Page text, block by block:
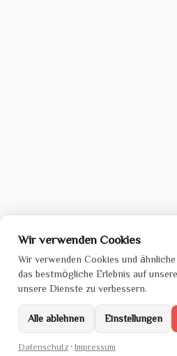
Wir verwenden Cookies
Wir verwenden Cookies und
das bestmögliche Erlebnis auf
unsere Dienste zu verbessern.
Alle ablehnen Einstellungen
Datenschutz· Impressum